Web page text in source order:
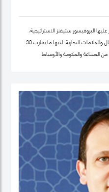
البروفيسور ستيفنز الاستراتيجية،
والحكومة الرشيقة، وإدارة الأزمات وريادة الأعمال والعلامات التجارية. لديها ما يقارب 30
الصناعة والحكومة والأوساط
في دبي (الإمارات العربية المتحدة) ،
العربية المتحدة ، حيث تولت منصب
شاركت بنشاط في لجان الاعتماد
وألمانيا، بالإضافة إلى مهامها في
الأمريكية والهند وتايوان وألمانيا.
الاستشارية، وهي جزء من مجموعتي